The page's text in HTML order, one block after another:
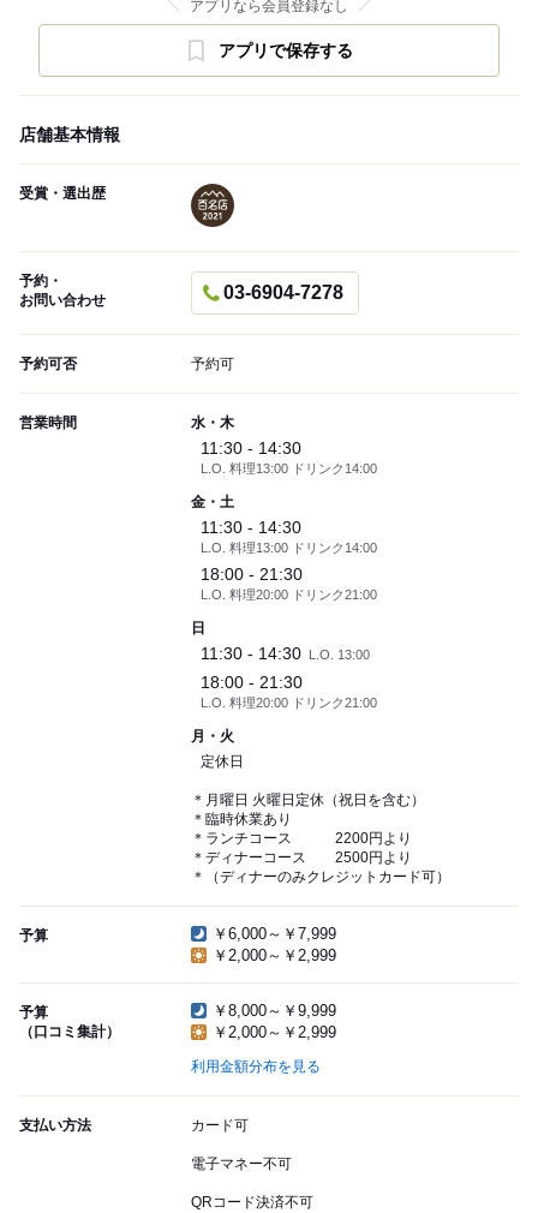
アプリなら会員登録なし
アプリで保存する
店舗基本情報
受賞・選出歴
予約・
お問い合わせ
03-6904-7278
予約可否 予約可
営業時間 水・木
11:30 - 14:30
L.O. 料理13:00 ドリンク14:00
金・土
11:30 - 14:30
L.O. 料理13:00 ドリンク14:00
18:00 - 21:30
L.O. 料理20:00 ドリンク21:00
日
11:30 - 14:30 L.O. 13:00
18:00 - 21:30
L.O. 料理20:00 ドリンク21:00
月・火
定休日
＊月曜日 火曜日定休（祝日を含む）
＊臨時休業あり
＊ランチコース 2200円より
＊ディナーコース 2500円より
＊（ディナーのみクレジットカード可）
予算
￥6,000～￥7,999
￥2,000～￥2,999
予算
（口コミ集計）
￥8,000～￥9,999
￥2,000～￥2,999
利用金額分布を見る
支払い方法 カード可
電子マネー不可
QRコード決済不可